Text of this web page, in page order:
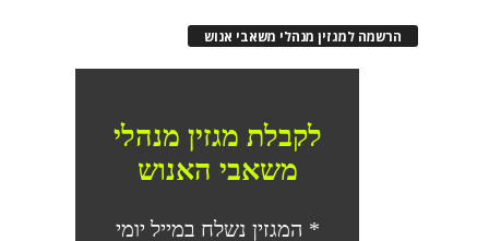
הרשמה למגזין מנהלי משאבי אנוש